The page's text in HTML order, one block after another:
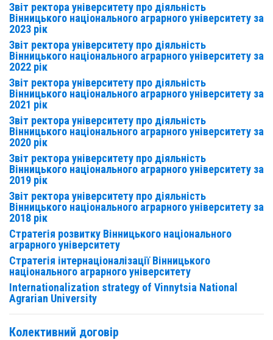
Звіт ректора університету про діяльність
Вінницького національного аграрного університету за
2023 рік
Звіт ректора університету про діяльність
Вінницького національного аграрного університету за
2022 рік
Звіт ректора університету про діяльність
Вінницького національного аграрного університету за
2021 рік
Звіт ректора університету про діяльність
Вінницького національного аграрного університету за
2020 рік
Звіт ректора університету про діяльність
Вінницького національного аграрного університету за
2019 рік
Звіт ректора університету про діяльність
Вінницького національного аграрного університету за
2018 рік
Стратегія розвитку Вінницького національного
аграрного університету
Стратегія інтернаціоналізації Вінницького
національного аграрного університету
Internationalization strategy of Vinnytsia National
Agrarian University
Колективний договір